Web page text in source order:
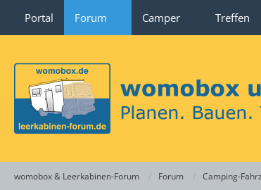
Portal Forum Camper Treffen
womobox & Leerkabinen-Forum Forum Camping-